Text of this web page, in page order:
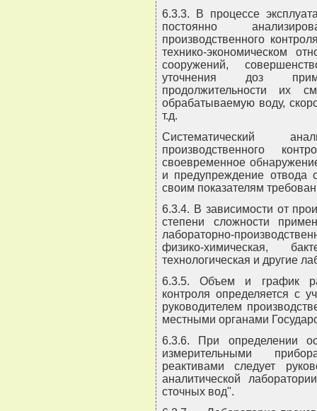
6.3.3. В процессе
постоянно
производственного
технико-экономическом
сооружений,
уточнения доз
продолжительности их
обрабатываемую воду,
т.д.
Систематический
производственного
своевременное
и предупреждение
своим показателям
6.3.4. В зависимости от
степени сложности
лабораторно-
физико-химическая,
технологическая и другие
6.3.5. Объем и график
контроля определяется с
руководителем
местными органами
6.3.6. При определении
измерительными
реактивами следует
аналитической
сточных вод".